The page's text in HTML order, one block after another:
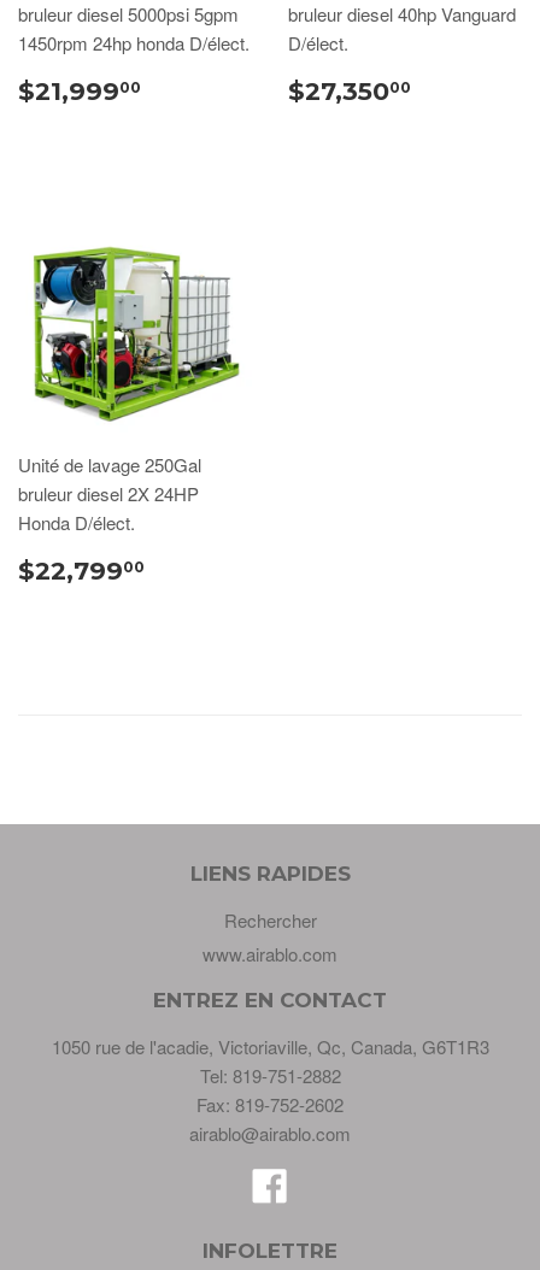
bruleur diesel 5000psi 5gpm
1450rpm 24hp honda D/élect.
$21,99900
bruleur diesel 40hp Vanguard
D/élect.
$27,35000
Unité de lavage 250Gal
bruleur diesel 2X 24HP
Honda D/élect.
$22,79900
LIENS RAPIDES
Rechercher
www.airablo.com
ENTREZ EN CONTACT
1050 rue de l'acadie, Victoriaville, Qc, Canada, G6T1R3
Tel: 819-751-2882
Fax: 819-752-2602
airablo@airablo.com
INFOLETTRE